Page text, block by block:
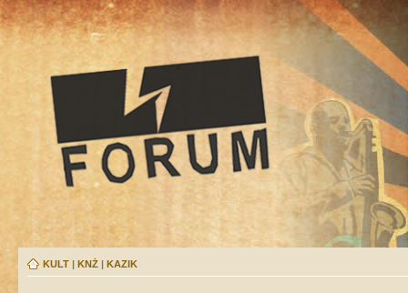
KULT | KNŻ | KAZIK